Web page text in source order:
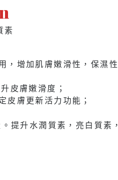
素
，增加肌膚嫩滑性，保濕性
皮膚嫩滑度；
皮膚更新活力功能；
提升水潤質素，亮白質素，